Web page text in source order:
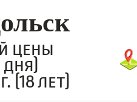
цены
(18 лет)